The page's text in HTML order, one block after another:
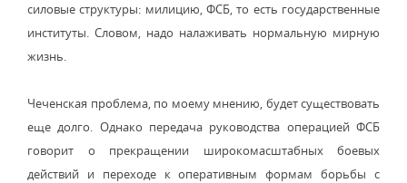
силовые структуры: милицию, ФСБ, то есть государственные
институты. Словом, надо налаживать нормальную мирную
жизнь.
Чеченская проблема, по моему мнению, будет существовать
еще долго. Однако передача руководства операцией ФСБ
говорит о прекращении широкомасштабных боевых
действий и переходе к оперативным формам борьбы с